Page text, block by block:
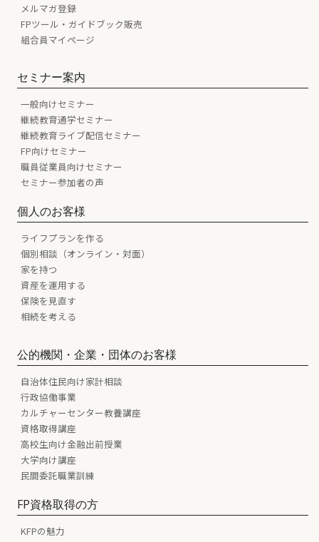
メルマガ登録
FPツール・ガイドブック販売
組合員マイページ
セミナー案内
一般向けセミナー
継続教育通学セミナー
継続教育ライブ配信セミナー
FP向けセミナー
職員従業員向けセミナー
セミナー参加者の声
個人のお客様
ライフプランを作る
個別相談（オンライン・対面）
家を持つ
資産を運用する
保険を見直す
相続を考える
公的機関・企業・団体のお客様
自治体住民向け家計相談
行政協働事業
カルチャーセンター教養講座
資格取得講座
高校生向け金融出前授業
大学向け講座
民間委託職業訓練
FP資格取得の方
KFPの魅力